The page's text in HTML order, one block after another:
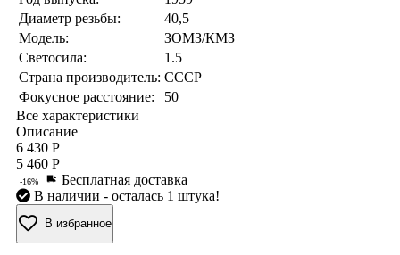
Диаметр резьбы:
40,5
Модель:
ЗОМЗ/КМЗ
Светосила:
1.5
Страна производитель: СССР
Фокусное расстояние:
50
Все характеристики
Описание
6 430 Р
5 460 Р
-16%
Бесплатная доставка
В наличии - осталась 1 штука!
В избранное